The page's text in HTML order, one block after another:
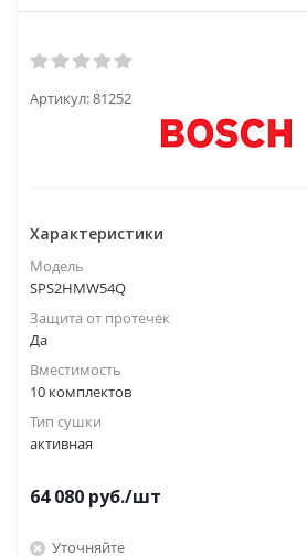
Артикул:81252
Характеристики
Модель
SPS2HMW54Q
Защита от протечек
Да
Вместимость
10 комплектов
Тип сушки
активная
64 080 руб./шт
Уточняйте